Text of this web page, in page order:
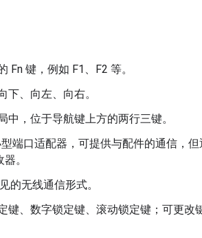
Fn 键，例如 F1、F2 等。
下、向左、向右。
中，位于导航键上方的两行三键。
型端口适配器，可提供与配件的通信，
。
的无线通信形式。
键、数字锁定键、滚动锁定键；可更改